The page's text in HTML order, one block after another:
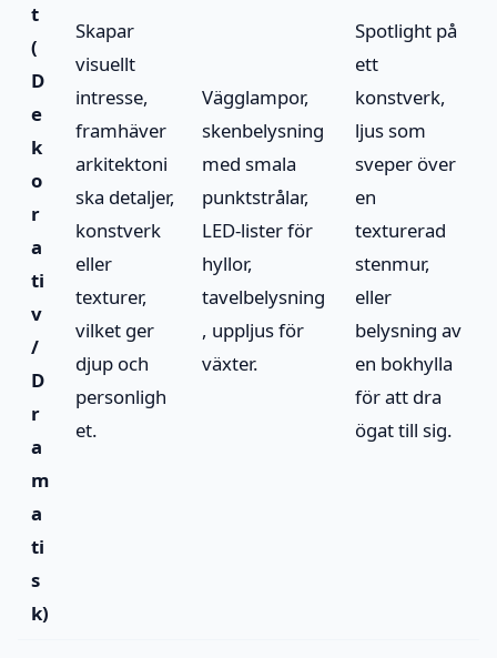
t
(
D
e
k
o
r
a
ti
v
/
D
r
a
m
a
ti
s
k)
Skapar
visuellt
intresse,
framhäver
arkitektoni
ska detaljer,
konstverk
eller
texturer,
vilket ger
djup och
personligh
et.
Vägglampor,
skenbelysning
med smala
punktstrålar,
LED-lister för
hyllor,
tavelbelysning
, uppljus för
växter.
Spotlight på
ett
konstverk,
ljus som
sveper över
en
texturerad
stenmur,
eller
belysning av
en bokhylla
för att dra
ögat till sig.